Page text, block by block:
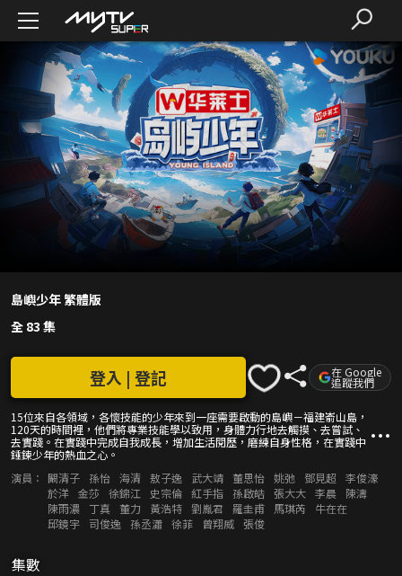
島嶼少年 繁體版
全 83 集
15位來自各領域，各懷技能的少年來到一座需要啟動的島嶼－福建嵛山島，
120天的時間裡，他們將專業技能學以致用，身體力行地去觸摸、去嘗試、
去實踐。在實踐中完成自我成長，增加生活閱歷，磨練自身性格，在實踐中
錘鍊少年的熱血之心。
登入 | 登記 在 Google
追蹤我們
演員： 闞清子 孫怡 海清 敖子逸 武大靖 董思怡 姚弛 鄧見超
李俊濠
於洋 金莎 徐錦江 史宗倫 紅手指 孫啟皓 張大大 李晨
陳濤
陳雨濃
丁真 董力 黃浩特 劉胤君 羅圭甫 馬琪芮
牛在在
邱鏡宇 司俊逸 孫丞瀟 徐菲 曾翔威 張俊
集數